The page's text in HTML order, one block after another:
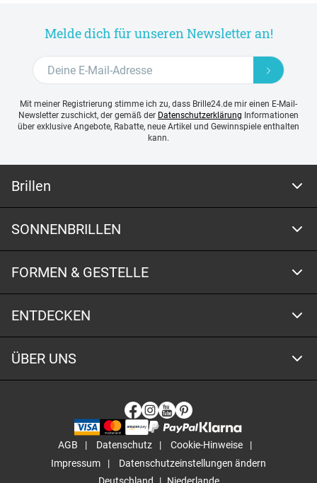
Melde dich für unseren Newsletter an!
Mit meiner Registrierung stimme ich zu, dass Brille24.de mir einen E-Mail-
Newsletter zuschickt, der gemäß der Datenschutzerklärung Informationen
über exklusive Angebote, Rabatte, neue Artikel und Gewinnspiele enthalten
kann.
Brillen
SONNENBRILLEN
FORMEN & GESTELLE
ENTDECKEN
ÜBER UNS
AGB Datenschutz
Cookie-Hinweise
Impressum
Datenschutzeinstellungen ändern